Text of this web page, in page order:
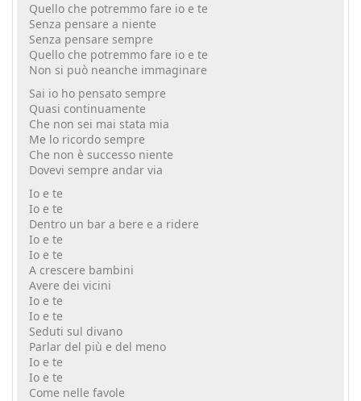
Quello che potremmo fare io e te
Senza pensare a niente
Senza pensare sempre
Quello che potremmo fare io e te
Non si può neanche immaginare
Sai io ho pensato sempre
Quasi continuamente
Che non sei mai stata mia
Me lo ricordo sempre
Che non è successo niente
Dovevi sempre andar via
Io e te
Io e te
Dentro un bar a bere e a ridere
Io e te
Io e te
A crescere bambini
Avere dei vicini
Io e te
Io e te
Seduti sul divano
Parlar del più e del meno
Io e te
Io e te
Come nelle favole